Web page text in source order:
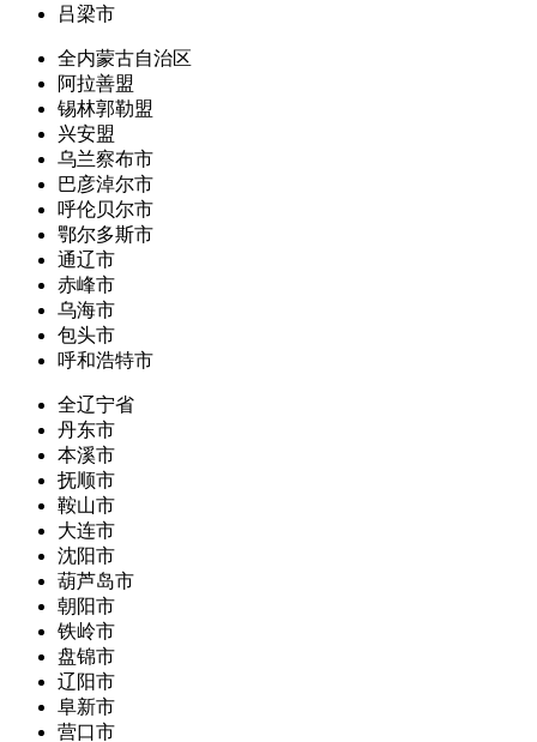
吕梁市
全内蒙古自治区
阿拉善盟
锡林郭勒盟
兴安盟
乌兰察布市
巴彦淖尔市
呼伦贝尔市
鄂尔多斯市
通辽市
赤峰市
乌海市
包头市
呼和浩特市
全辽宁省
丹东市
本溪市
抚顺市
鞍山市
大连市
沈阳市
葫芦岛市
朝阳市
铁岭市
盘锦市
辽阳市
阜新市
营口市